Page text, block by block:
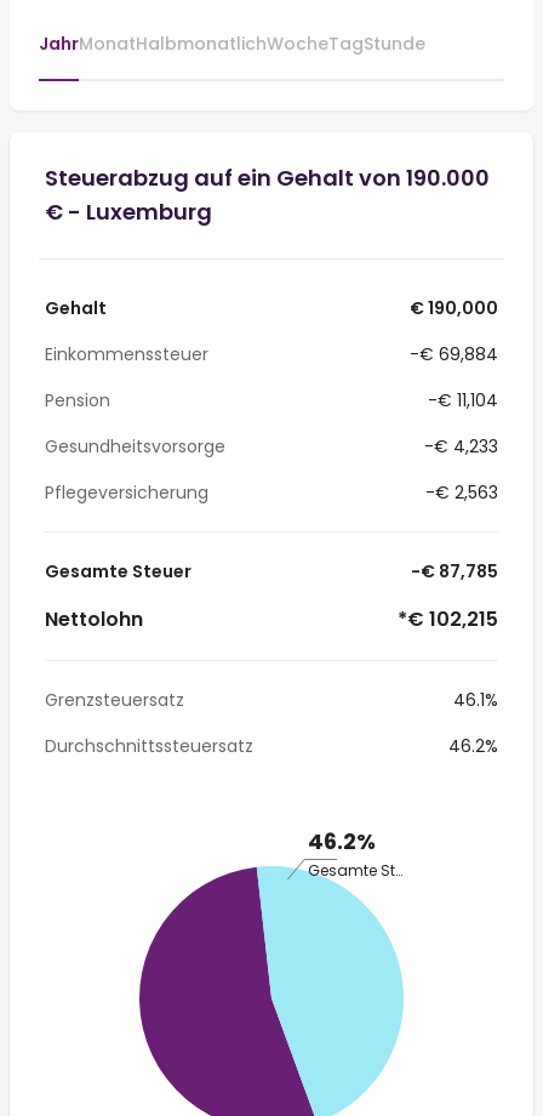
JahrMonatHalbmonatlichWocheTagStunde
Steuerabzug auf ein Gehalt von 190.000
€ - Luxemburg
Gehalt
€ 190,000
Einkommenssteuer
-€ 69,884
Pension
-€ 11,104
Gesundheitsvorsorge
-€ 4,233
Pflegeversicherung
-€ 2,563
Gesamte Steuer -€ 87,785
Nettolohn *€ 102,215
Grenzsteuersatz
46.1%
Durchschnittssteuersatz
46.2%
46.2%
Gesamte Steuer